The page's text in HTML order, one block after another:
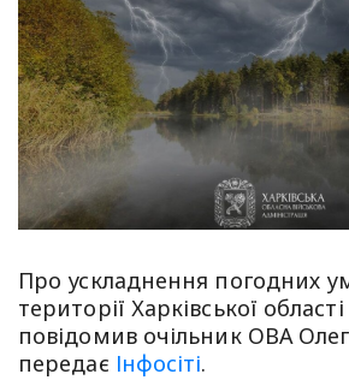
Про ускладнення погодних
території Харківської
повідомив очільник ОВА
передає Інфосіті.